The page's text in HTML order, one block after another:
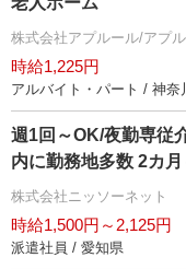
株式会社アプルール/アプ
時給1,225円
アルバイト・パート / 神奈
週1回～OK/夜勤専従
内に勤務地多数 2カ月
株式会社ニッソーネット
時給1,500円～2,125円
派遣社員 / 愛知県